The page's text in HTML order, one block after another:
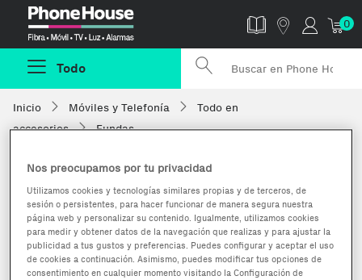
0
Todo
Inicio Móviles y Telefonía
Todo en
accesorios
Fundas
Nos preocupamos por tu privacidad
Utilizamos cookies y tecnologías similares propias y de terceros, de
sesión o persistentes, para hacer funcionar de manera segura nuestra
página web y personalizar su contenido. Igualmente, utilizamos cookies
para medir y obtener datos de la navegación que realizas y para ajustar la
publicidad a tus gustos y preferencias. Puedes configurar y aceptar el uso
de cookies a continuación. Asimismo, puedes modificar tus opciones de
consentimiento en cualquier momento visitando la Configuración de